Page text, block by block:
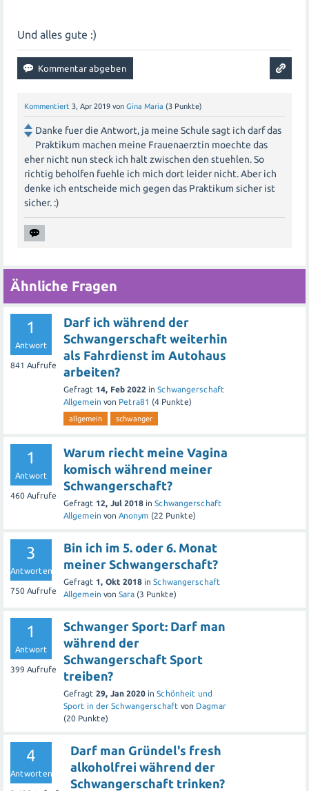
Letztendlich liegt die Entscheidung bei dir, aber es ist
ratsam, alle relevanten Informationen einzuholen und
eine fundierte Entscheidung zu treffen, die sowohl deine
berücksichtigt.
Und alles gute :)
Kommentiert 3, Apr 2019 von Gina Maria (3 Punkte)
Danke fuer die Antwort, ja meine Schule sagt ich darf das
Praktikum machen meine Frauenaerztin moechte das
eher nicht nun steck ich halt zwischen den stuehlen. So
richtig beholfen fuehle ich mich dort leider nicht. Aber ich
denke ich entscheide mich gegen das Praktikum sicher ist
sicher. :)
Ähnliche Fragen
1
Antwort
841 Aufrufe
Darf ich während der
Schwangerschaft weiterhin
als Fahrdienst im Autohaus
arbeiten?
Gefragt 14, Feb 2022 in Schwangerschaft
Allgemein von Petra81 (4 Punkte)
allgemein schwanger
1
Antwort
460 Aufrufe
Warum riecht meine Vagina
komisch während meiner
Schwangerschaft?
Gefragt 12, Jul 2018 in Schwangerschaft
Allgemein von Anonym (22 Punkte)
3
Antworten
750 Aufrufe
Bin ich im 5. oder 6. Monat
meiner Schwangerschaft?
Gefragt 1, Okt 2018 in Schwangerschaft
Allgemein von Sara (3 Punkte)
1
Antwort
399 Aufrufe
Schwanger Sport: Darf man
während der
Schwangerschaft Sport
treiben?
Gefragt 29, Jan 2020 in Schönheit und
Sport in der Schwangerschaft von Dagmar
(20 Punkte)
4
Antworten
Darf man Gründel's fresh
alkoholfrei während der
Schwangerschaft trinken?